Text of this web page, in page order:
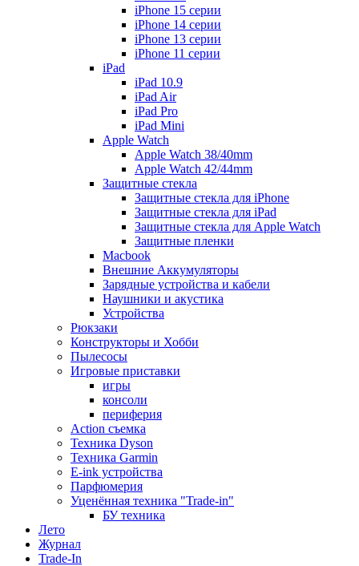
iPhone 15 серии
iPhone 14 серии
iPhone 13 серии
iPhone 11 серии
iPad
iPad 10.9
iPad Air
iPad Pro
iPad Mini
Apple Watch
Apple Watch 38/40mm
Apple Watch 42/44mm
Защитные стекла
Защитные стекла для iPhone
Защитные стекла для iPad
Защитные стекла для Apple Watch
Защитные пленки
Macbook
Внешние Аккумуляторы
Зарядные устройства и кабели
Наушники и акустика
Устройства
Рюкзаки
Конструкторы и Хобби
Пылесосы
Игровые приставки
игры
консоли
периферия
Action съемка
Техника Dyson
Техника Garmin
E-ink устройства
Парфюмерия
Уценённая техника "Trade-in"
БУ техника
Лето
Журнал
Trade-In